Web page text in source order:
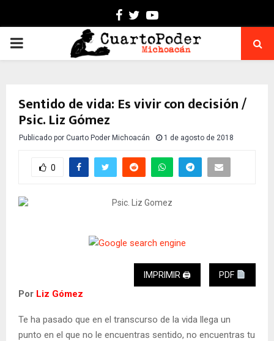
Facebook
TwitterYoutube
PRIMARY
Sentido de vida: Es vivir con decisión /
Psic. Liz Gómez
Publicado por Cuarto Poder Michoacán 1 de agosto de 2018
0
IMPRIMIR 🖨 PDF
Por Liz Gómez
Te ha pasado que en el transcurso de la vida llega un
punto en el que no le encuentras sentido, no encuentras tu